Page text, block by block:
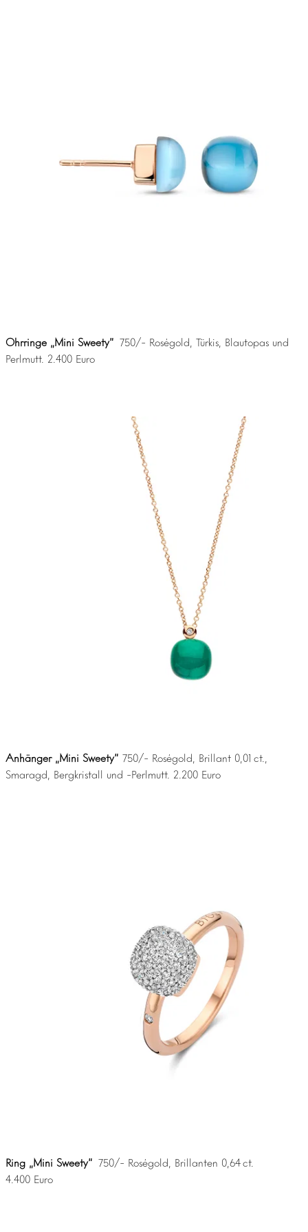
Ohrringe „Mini Sweety“ 750/- Roségold, Türkis, Blautopas und
Perlmutt. 2.400 Euro
Anhänger „Mini Sweety“ 750/- Roségold, Brillant 0,01 ct.,
Smaragd, Bergkristall und -Perlmutt. 2.200 Euro
Ring „Mini Sweety“ 750/- Roségold, Brillanten 0,64 ct.
4.400 Euro